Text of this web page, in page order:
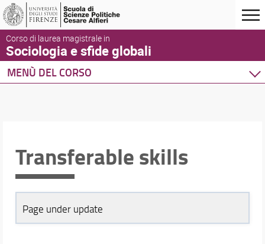
Corso di laurea magistrale in
Sociologia e sfide globali
MENÙ DEL CORSO
Piano di studio
Ricerca insegnamenti
Mobilità internazionale
Opportunità di formazione internazionale
Lingua inglese
Tirocini
Transferable skills
Page under update